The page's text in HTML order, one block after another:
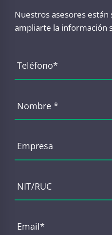
Nuestros asesores
ampliarte la información